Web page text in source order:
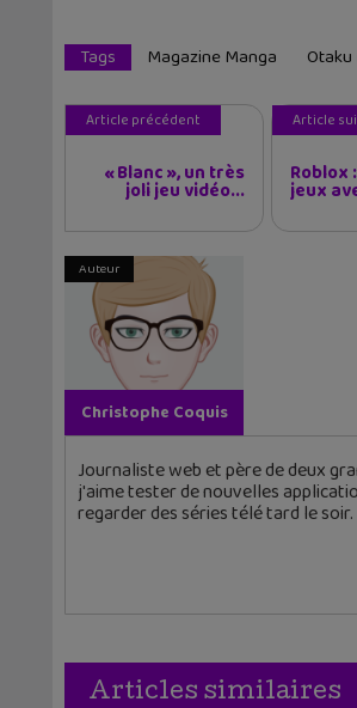
Tags Magazine Manga
Article précédent
« Blanc », un très
joli jeu vidéo...
Article
Roblox
jeux
Auteur
Christophe Coquis
Journaliste web et père de deux
j'aime tester de nouvelles
regarder des séries télé tard le soir.
Articles similaires